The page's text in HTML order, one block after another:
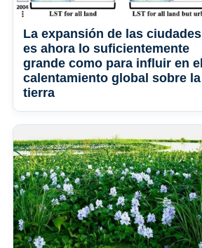
La expansión de las ciudades
es ahora lo suficientemente
grande como para influir en el
calentamiento global sobre la
tierra